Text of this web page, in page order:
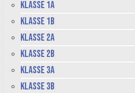
Klasse 1a
Klasse 1b
Klasse 2a
Klasse 2b
Klasse 3a
Klasse 3b